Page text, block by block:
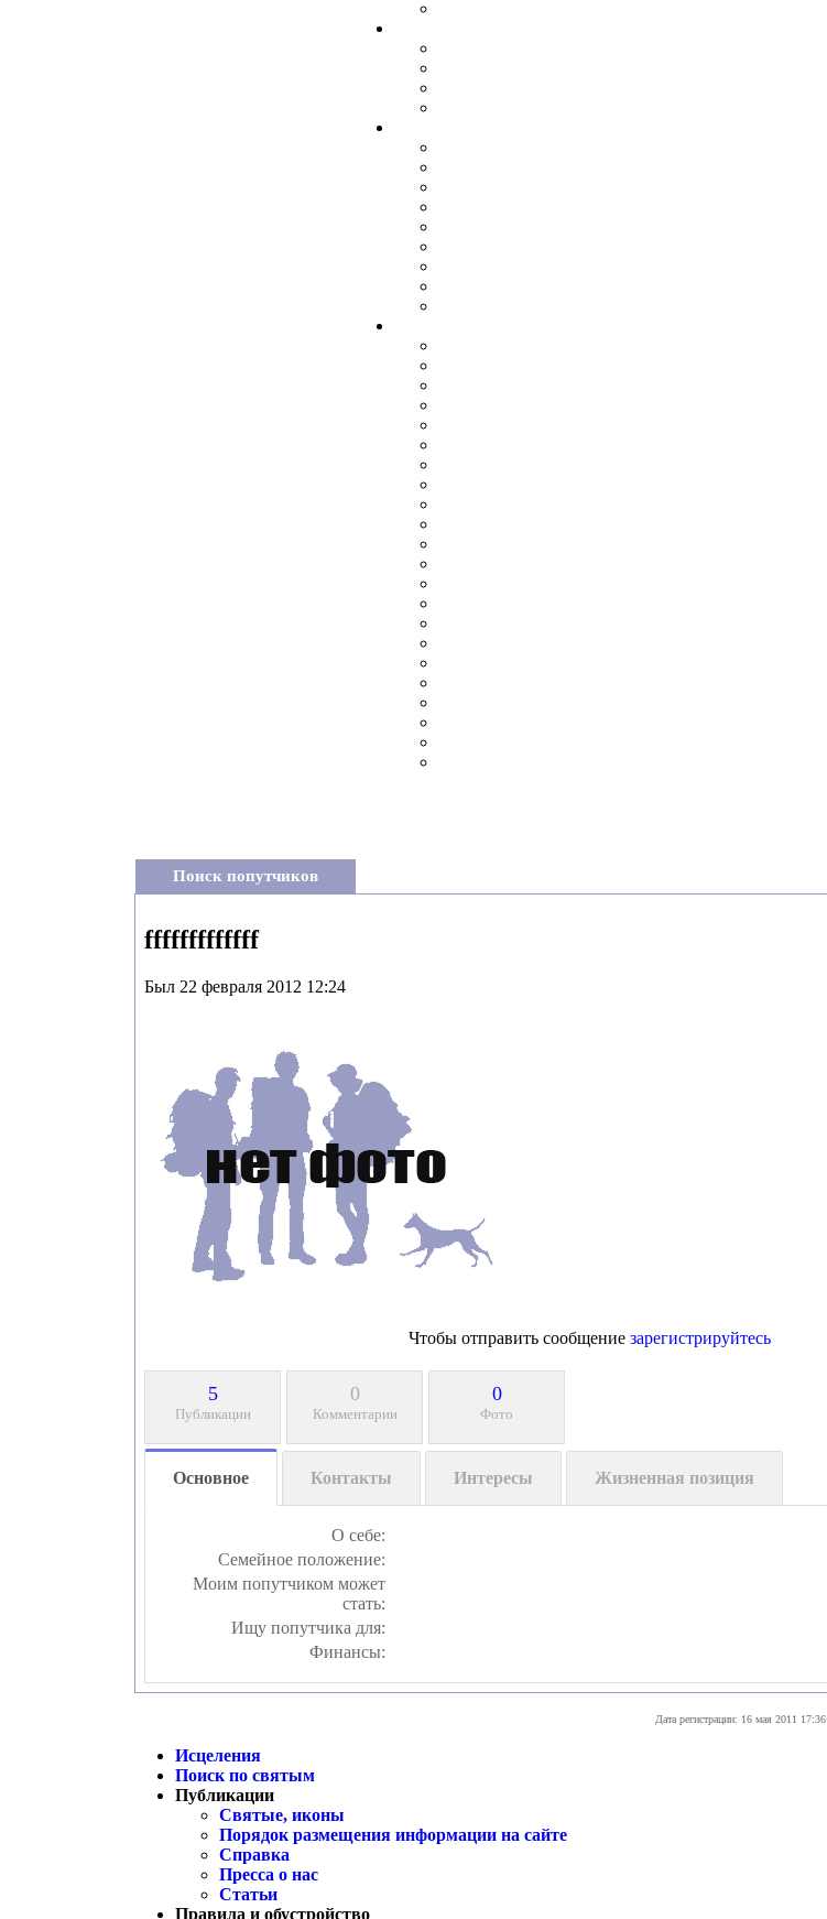
Поиск попутчиков
fffffffffffff
Был 22 февраля 2012 12:24
Чтобы отправить сообщение зарегистрируйтесь
5
Публикации
0
Комментарии
0
Фото
Основное Контакты Интересы Жизненная позиция
О себе:
Семейное положение:
Моим попутчиком может
стать:
Ищу попутчика для:
Финансы:
Дата регистрации: 16 мая 2011 17:36
Исцеления
Поиск по святым
Публикации
Святые, иконы
Порядок размещения информации на сайте
Справка
Пресса о нас
Статьи
Правила и обустройство